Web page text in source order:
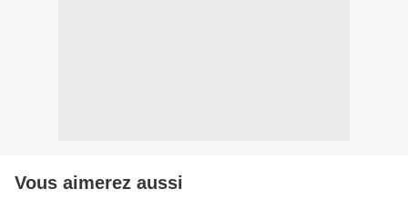
Vous aimerez aussi